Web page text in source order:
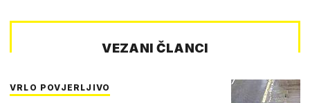
VEZANI ČLANCI
VRLO POVJERLJIVO